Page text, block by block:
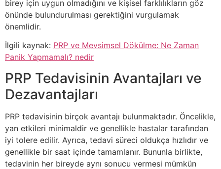
birey için uygun olmadığını ve kişisel farklılıkların göz
önünde bulundurulması gerektiğini vurgulamak
önemlidir.
İlgili kaynak: PRP ve Mevsimsel Dökülme: Ne Zaman
Panik Yapmamalı? nedir
PRP Tedavisinin Avantajları ve
Dezavantajları
PRP tedavisinin birçok avantajı bulunmaktadır. Öncelikle,
yan etkileri minimaldir ve genellikle hastalar tarafından
iyi tolere edilir. Ayrıca, tedavi süreci oldukça hızlıdır ve
genellikle bir saat içinde tamamlanır. Bununla birlikte,
tedavinin her bireyde aynı sonucu vermesi mümkün